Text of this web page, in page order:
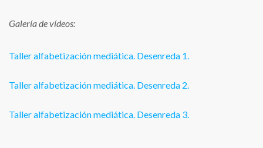
Galería de vídeos:
Taller alfabetización mediática. Desenreda 1.
Taller alfabetización mediática. Desenreda 2.
Taller alfabetización mediática. Desenreda 3.